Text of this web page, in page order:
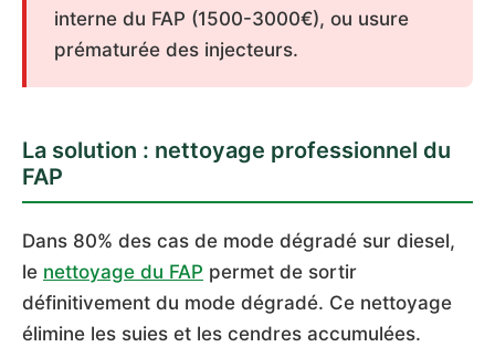
interne du FAP (1500-3000€), ou usure
prématurée des injecteurs.
La solution : nettoyage professionnel du
FAP
Dans 80% des cas de mode dégradé sur diesel,
le nettoyage du FAP permet de sortir
définitivement du mode dégradé. Ce nettoyage
élimine les suies et les cendres accumulées.